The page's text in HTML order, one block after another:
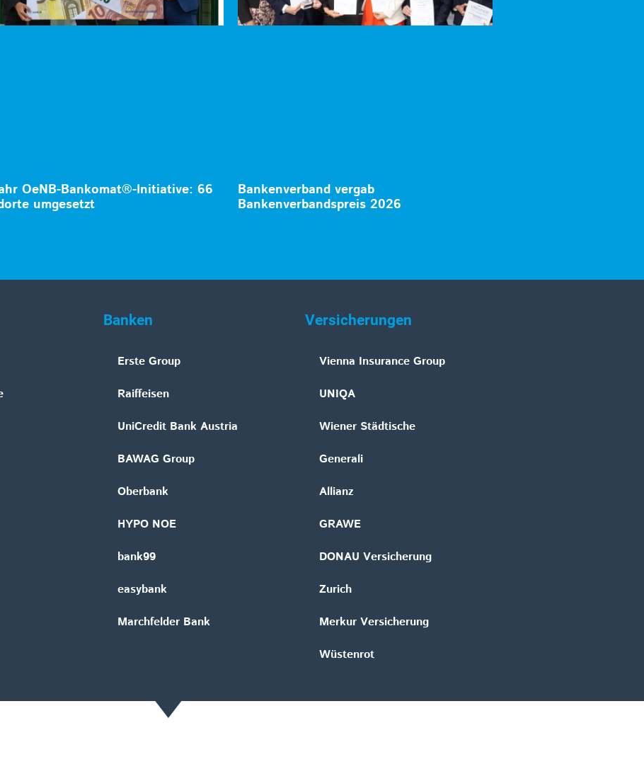
OeNB-Bankomat®-Initiative: 66
umgesetzt
Bankenverband vergab
Bankenverbandspreis 2026
Banken
Erste Group
Raiffeisen
UniCredit Bank Austria
BAWAG Group
Oberbank
HYPO NOE
bank99
easybank
Marchfelder Bank
Versicherungen
Vienna Insurance Group
UNIQA
Wiener Städtische
Generali
Allianz
GRAWE
DONAU Versicherung
Zurich
Merkur Versicherung
Wüstenrot